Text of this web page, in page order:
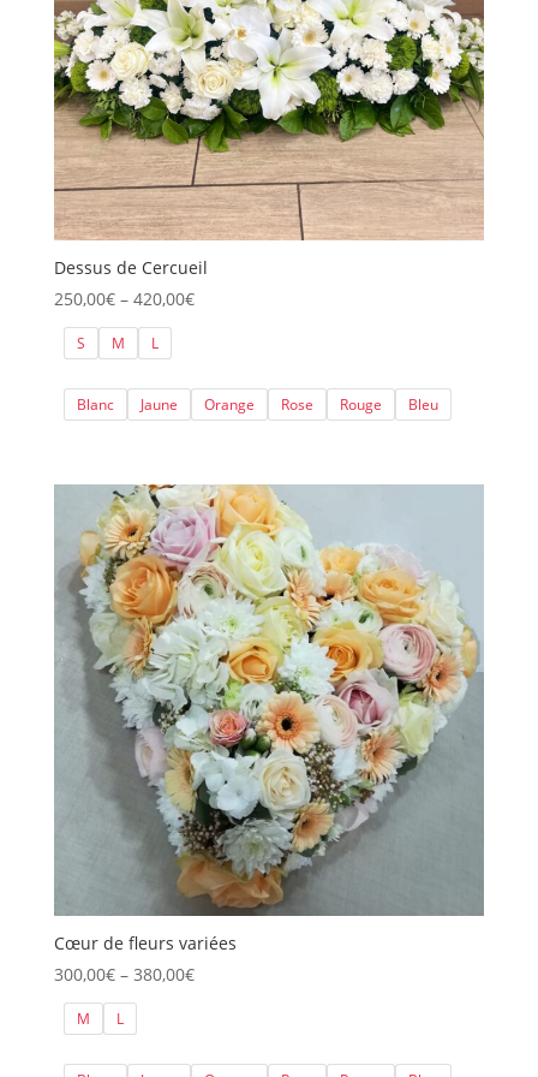
Dessus de Cercueil
250,00€ – 420,00€Price
420,00€
S M L
Blanc Jaune Orange Rose Rouge Bleu
Cœur de fleurs variées
300,00€ – 380,00€Price
M L